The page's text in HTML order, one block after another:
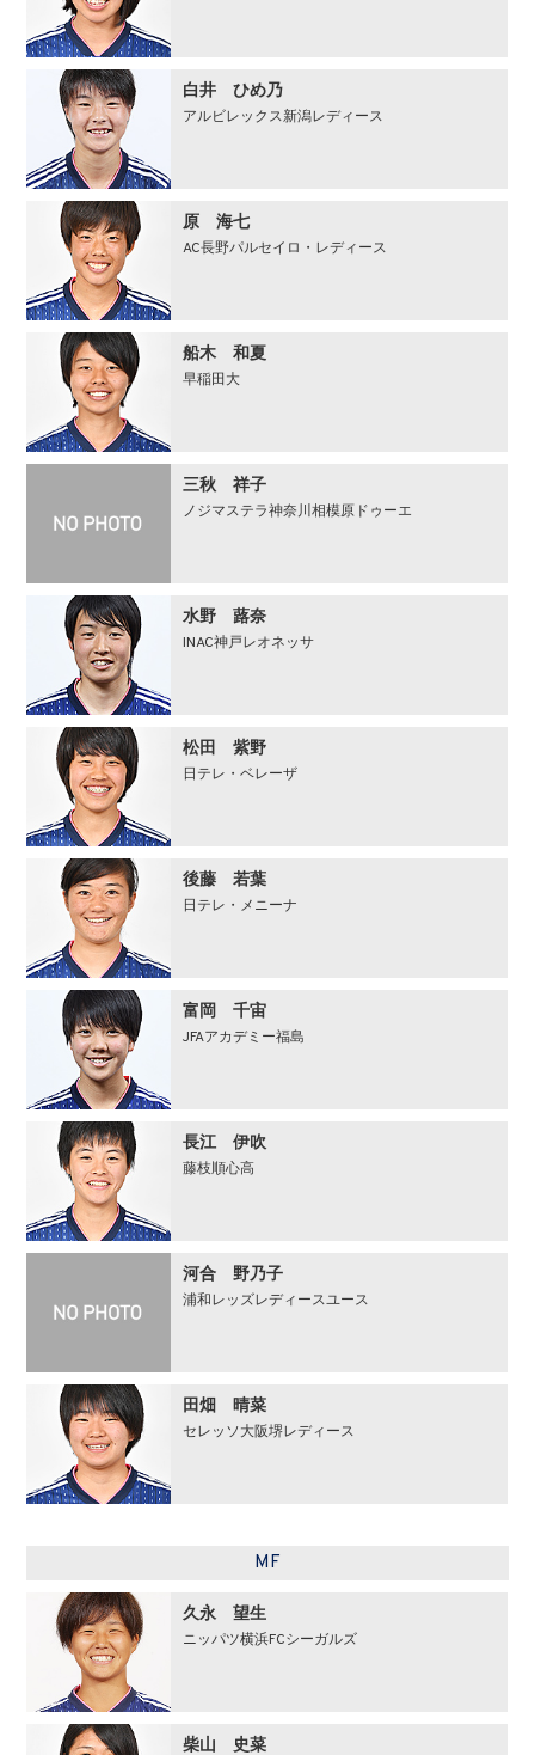
白井 ひめ乃
アルビレックス新潟レディース
原 海七
AC長野パルセイロ・レディース
船木 和夏
早稲田大
三秋 祥子
ノジマステラ神奈川相模原ドゥーエ
水野 蕗奈
INAC神戸レオネッサ
松田 紫野
日テレ・ベレーザ
後藤 若葉
日テレ・メニーナ
富岡 千宙
JFAアカデミー福島
長江 伊吹
藤枝順心高
河合 野乃⼦
浦和レッズレディースユース
田畑 晴菜
セレッソ大阪堺レディース
MF
久永 望⽣
ニッパツ横浜FCシーガルズ
柴山 史菜